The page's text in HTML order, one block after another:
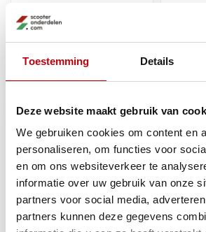
Toestemming Details
Deze website maakt gebruik van
We gebruiken cookies om content en
personaliseren, om functies voor
en om ons websiteverkeer te
informatie over uw gebruik van onze
partners voor social media,
partners kunnen deze gegevens
achterspoiler runner pro
Op voorraad bij
leverancier